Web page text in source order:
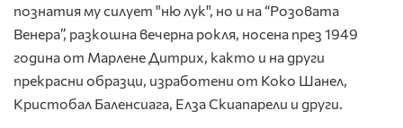
познатия му силует "ню лук", но и на “Розовата
Венера”, разкошна вечерна рокля, носена през 1949
година от Марлене Дитрих, както и на други
прекрасни образци, изработени от Коко Шанел,
Кристобал Баленсиага, Елза Скиапарели и други.